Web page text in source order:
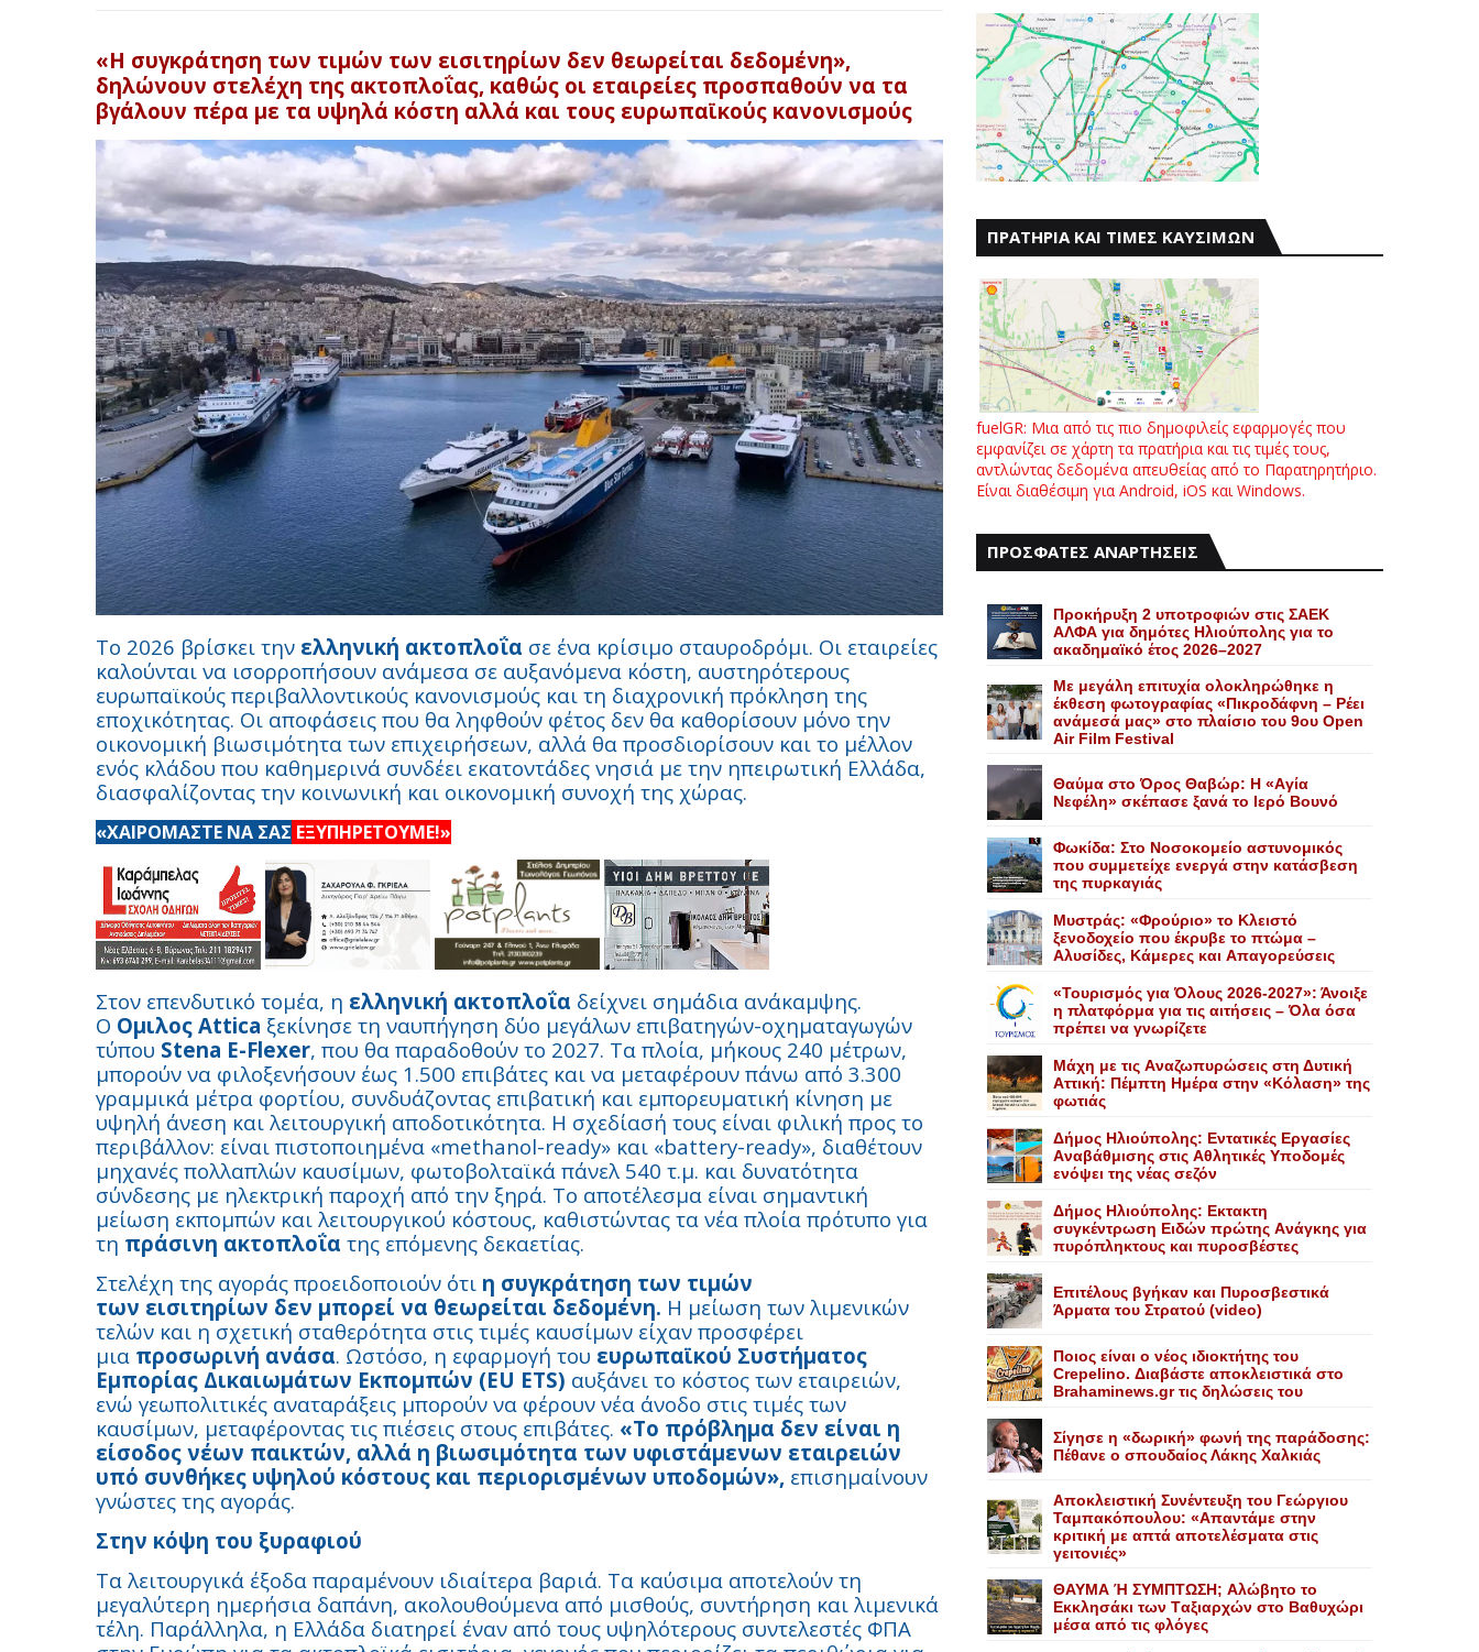
«Η συγκράτηση των τιμών των εισιτηρίων δεν θεωρείται δεδομένη»,
δηλώνουν στελέχη της ακτοπλοΐας, καθώς οι εταιρείες προσπαθούν να τα
βγάλουν πέρα με τα υψηλά κόστη αλλά και τους ευρωπαϊκούς κανονισμούς
Το 2026 βρίσκει την ελληνική ακτοπλοΐα σε ένα κρίσιμο σταυροδρόμι. Οι εταιρείες
καλούνται να ισορροπήσουν ανάμεσα σε αυξανόμενα κόστη, αυστηρότερους
ευρωπαϊκούς περιβαλλοντικούς κανονισμούς και τη διαχρονική πρόκληση της
εποχικότητας. Οι αποφάσεις που θα ληφθούν φέτος δεν θα καθορίσουν μόνο την
οικονομική βιωσιμότητα των επιχειρήσεων, αλλά θα προσδιορίσουν και το μέλλον
ενός κλάδου που καθημερινά συνδέει εκατοντάδες νησιά με την ηπειρωτική Ελλάδα,
διασφαλίζοντας την κοινωνική και οικονομική συνοχή της χώρας.
«ΧΑΙΡΟΜΑΣΤΕ ΝΑ ΣΑΣ ΕΞΥΠΗΡΕΤΟΥΜΕ!»
Στον επενδυτικό τομέα, η ελληνική ακτοπλοΐα δείχνει σημάδια ανάκαμψης.
Ο Ομιλος Attica ξεκίνησε τη ναυπήγηση δύο μεγάλων επιβατηγών-οχηματαγωγών
τύπου Stena E-Flexer, που θα παραδοθούν το 2027. Τα πλοία, μήκους 240 μέτρων,
μπορούν να φιλοξενήσουν έως 1.500 επιβάτες και να μεταφέρουν πάνω από 3.300
γραμμικά μέτρα φορτίου, συνδυάζοντας επιβατική και εμπορευματική κίνηση με
υψηλή άνεση και λειτουργική αποδοτικότητα. Η σχεδίασή τους είναι φιλική προς το
περιβάλλον: είναι πιστοποιημένα «methanol-ready» και «battery-ready», διαθέτουν
μηχανές πολλαπλών καυσίμων, φωτοβολταϊκά πάνελ 540 τ.μ. και δυνατότητα
σύνδεσης με ηλεκτρική παροχή από την ξηρά. Το αποτέλεσμα είναι σημαντική
μείωση εκπομπών και λειτουργικού κόστους, καθιστώντας τα νέα πλοία πρότυπο για
τη πράσινη ακτοπλοΐα της επόμενης δεκαετίας.
Στελέχη της αγοράς προειδοποιούν ότι η συγκράτηση των τιμών
των εισιτηρίων δεν μπορεί να θεωρείται δεδομένη. Η μείωση των λιμενικών
τελών και η σχετική σταθερότητα στις τιμές καυσίμων είχαν προσφέρει
μια προσωρινή ανάσα. Ωστόσο, η εφαρμογή του ευρωπαϊκού Συστήματος
Εμπορίας Δικαιωμάτων Εκπομπών (EU ETS) αυξάνει το κόστος των εταιρειών,
ενώ γεωπολιτικές αναταράξεις μπορούν να φέρουν νέα άνοδο στις τιμές των
καυσίμων, μεταφέροντας τις πιέσεις στους επιβάτες. «Το πρόβλημα δεν είναι η
είσοδος νέων παικτών, αλλά η βιωσιμότητα των υφιστάμενων εταιρειών
υπό συνθήκες υψηλού κόστους και περιορισμένων υποδομών», επισημαίνουν
γνώστες της αγοράς.
Στην κόψη του ξυραφιού
Τα λειτουργικά έξοδα παραμένουν ιδιαίτερα βαριά. Τα καύσιμα αποτελούν τη
μεγαλύτερη ημερήσια δαπάνη, ακολουθούμενα από μισθούς, συντήρηση και λιμενικά
τέλη. Παράλληλα, η Ελλάδα διατηρεί έναν από τους υψηλότερους συντελεστές ΦΠΑ
ΠΡΑΤΗΡΙΑ ΚΑΙ ΤΙΜΕΣ ΚΑΥΣΙΜΩΝ
fuelGR: Μια από τις πιο δημοφιλείς εφαρμογές που
εμφανίζει σε χάρτη τα πρατήρια και τις τιμές τους,
αντλώντας δεδομένα απευθείας από το Παρατηρητήριο.
Είναι διαθέσιμη για Android, iOS και Windows.
ΠΡΟΣΦΑΤΕΣ ΑΝΑΡΤΗΣΕΙΣ
Προκήρυξη 2 υποτροφιών στις ΣΑΕΚ
ΑΛΦΑ για δημότες Ηλιούπολης για το
ακαδημαϊκό έτος 2026–2027
Με μεγάλη επιτυχία ολοκληρώθηκε η
έκθεση φωτογραφίας «Πικροδάφνη – Ρέει
ανάμεσά μας» στο πλαίσιο του 9ου Open
Air Film Festival
Θαύμα στο Όρος Θαβώρ: H «Aγία
Nεφέλη» σκέπασε ξανά το Iερό Bουνό
Φωκίδα: Στο Νοσοκομείο αστυνομικός
που συμμετείχε ενεργά στην κατάσβεση
της πυρκαγιάς
Mυστράς: «Φρούριο» το Kλειστό
ξενοδοχείο που έκρυβε το πτώμα –
Aλυσίδες, Kάμερες και Aπαγορεύσεις
«Τουρισμός για Όλους 2026-2027»: Άνοιξε
η πλατφόρμα για τις αιτήσεις – Όλα όσα
πρέπει να γνωρίζετε
Mάχη με τις Aναζωπυρώσεις στη Δυτική
Aττική: Πέμπτη Hμέρα στην «Kόλαση» της
φωτιάς
Δήμος Ηλιούπολης: Eντατικές Eργασίες
Aναβάθμισης στις Aθλητικές Yποδομές
ενόψει της νέας σεζόν
Δήμος Ηλιούπολης: Eκτακτη
συγκέντρωση Eιδών πρώτης Aνάγκης για
πυρόπληκτους και πυροσβέστες
Επιτέλους βγήκαν και Πυροσβεστικά
Άρματα του Στρατού (video)
Ποιος είναι ο νέος ιδιοκτήτης του
Crepelino. Διαβάστε αποκλειστικά στο
Brahaminews.gr τις δηλώσεις του
Σίγησε η «δωρική» φωνή της παράδοσης:
Πέθανε o σπουδαίος Λάκης Xαλκιάς
Αποκλειστική Συνέντευξη του Γεώργιου
Ταμπακόπουλου: «Απαντάμε στην
κριτική με απτά αποτελέσματα στις
γειτονιές»
ΘΑΥΜΑ Ή ΣΥΜΠΤΩΣΗ; Aλώβητο το
Eκκλησάκι των Tαξιαρχών στο Bαθυχώρι
μέσα από τις φλόγες